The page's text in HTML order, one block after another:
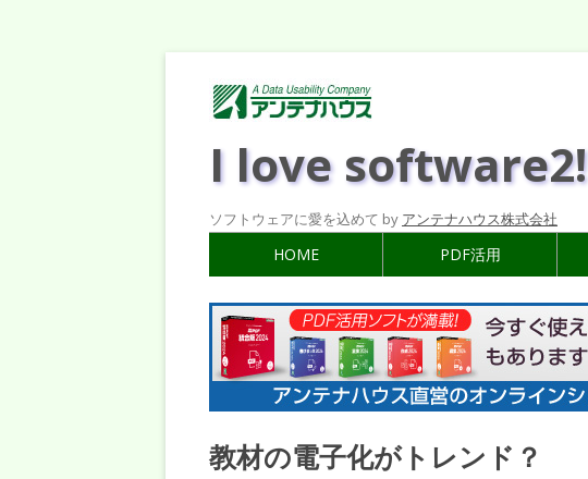
I love software2!
ソフトウェアに愛を込めて by アンテナハウス株式会社
HOME PDF活用
教材の電子化がトレンド？